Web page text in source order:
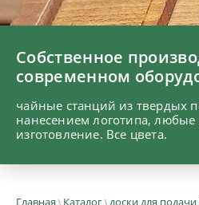
Брендирование
нанесение логотипа,
оперативные сроки
Главная \ Каталог \ доски для